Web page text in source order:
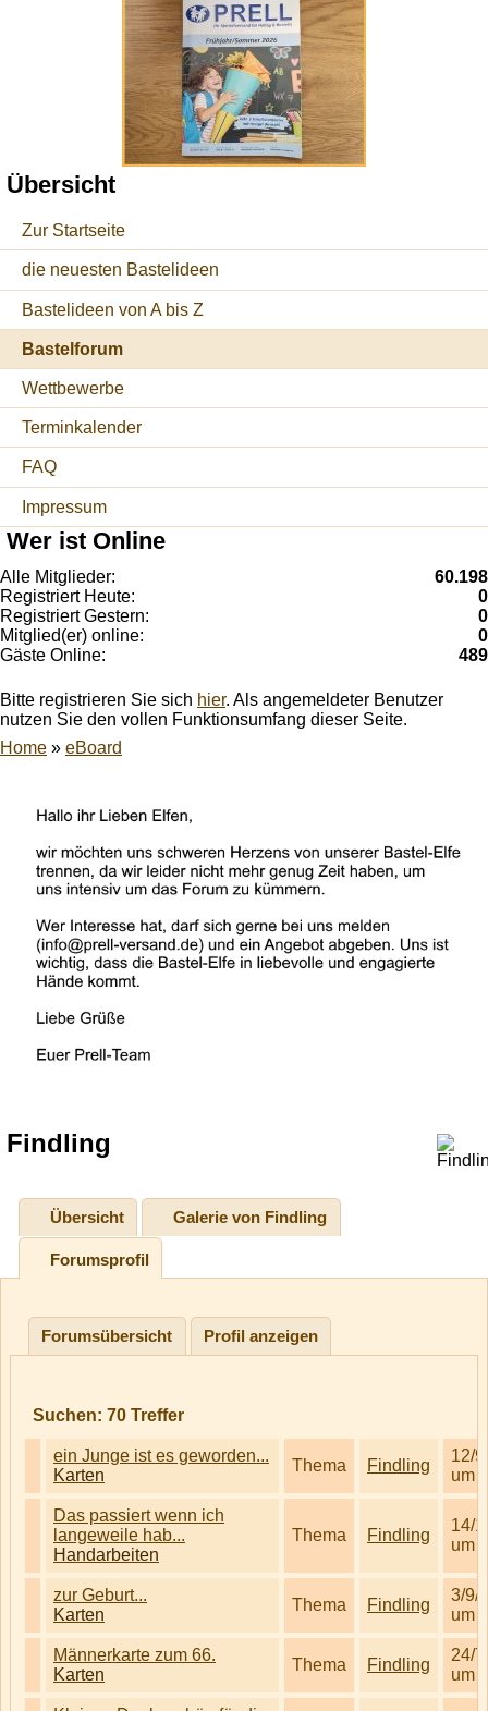
Übersicht
Zur Startseite
die neuesten Bastelideen
Bastelideen von A bis Z
Bastelforum
Wettbewerbe
Terminkalender
FAQ
Impressum
Wer ist Online
Alle Mitglieder:
60.198
Registriert Heute:
0
Registriert Gestern:
0
Mitglied(er) online:
0
Gäste Online:
489
Bitte registrieren Sie sich hier. Als angemeldeter Benutzer
nutzen Sie den vollen Funktionsumfang dieser Seite.
Home » eBoard
Findling
Übersicht Galerie von Findling
Forumsprofil
Forumsübersicht Profil anzeigen
Suchen: 70 Treffer
ein Junge ist es geworden...
Karten
Thema Findling
12/
um
Das passiert wenn ich
langeweile hab...
Handarbeiten
Thema Findling
14/
um
zur Geburt...
Karten
Thema Findling
3/9/
um
Männerkarte zum 66.
Karten
Thema Findling
24/
um